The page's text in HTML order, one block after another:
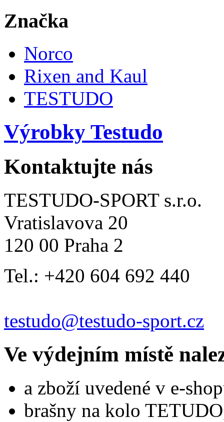
Značka
Norco
Rixen and Kaul
TESTUDO
Výrobky Testudo
Kontaktujte nás
TESTUDO-SPORT s.r.o.
Vratislavova 20
120 00 Praha 2
Tel.: +420 604 692 440
testudo@testudo-sport.cz
Ve výdejním místě
a zboží uvedené v e-
brašny na kolo